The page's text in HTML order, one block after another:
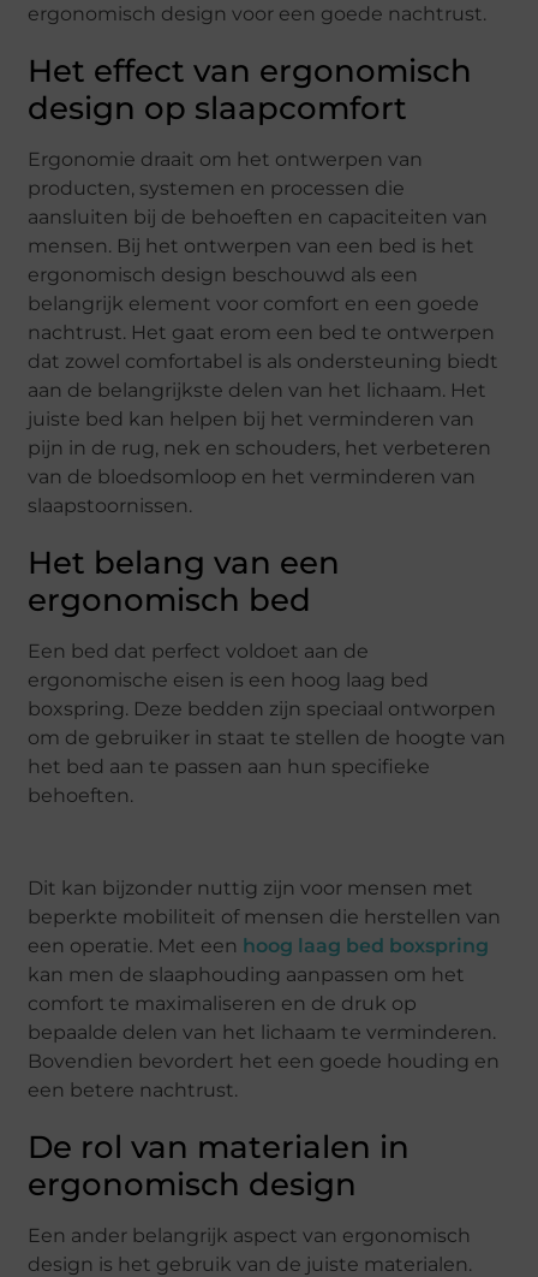
ergonomisch design voor een goede nachtrust.
Het effect van ergonomisch
design op slaapcomfort
Ergonomie draait om het ontwerpen van
producten, systemen en processen die
aansluiten bij de behoeften en capaciteiten van
mensen. Bij het ontwerpen van een bed is het
ergonomisch design beschouwd als een
belangrijk element voor comfort en een goede
nachtrust. Het gaat erom een bed te ontwerpen
dat zowel comfortabel is als ondersteuning biedt
aan de belangrijkste delen van het lichaam. Het
juiste bed kan helpen bij het verminderen van
pijn in de rug, nek en schouders, het verbeteren
van de bloedsomloop en het verminderen van
slaapstoornissen.
Het belang van een
ergonomisch bed
Een bed dat perfect voldoet aan de
ergonomische eisen is een hoog laag bed
boxspring. Deze bedden zijn speciaal ontworpen
om de gebruiker in staat te stellen de hoogte van
het bed aan te passen aan hun specifieke
behoeften.
Dit kan bijzonder nuttig zijn voor mensen met
beperkte mobiliteit of mensen die herstellen van
een operatie. Met een hoog laag bed boxspring
kan men de slaaphouding aanpassen om het
comfort te maximaliseren en de druk op
bepaalde delen van het lichaam te verminderen.
Bovendien bevordert het een goede houding en
een betere nachtrust.
De rol van materialen in
ergonomisch design
Een ander belangrijk aspect van ergonomisch
design is het gebruik van de juiste materialen.